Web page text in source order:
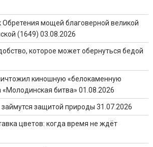
Обретения мощей благоверной великой
(1649) 03.08.2026
которое может обернуться бедой
киношную «белокаменную
битва» 01.08.2026
защитой природы 31.07.2026
цветов: когда время не ждёт